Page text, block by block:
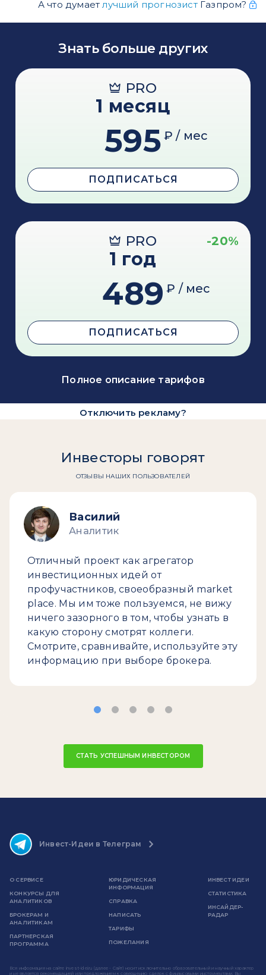
А что думает лучший прогнозистГазпром?
Знать больше других
PRO
1 месяц
595 ₽ / мес
ПОДПИСАТЬСЯ
PRO -20%
1 год
489 ₽ / мес
ПОДПИСАТЬСЯ
Полное описание тарифов
Отключить рекламу?
Инвесторы говорят
ОТЗЫВЫ НАШИХ ПОЛЬЗОВАТЕЛЕЙ
Василий
Аналитик
Отличный проект как агрегатор
инвестиционных идей от
профучастников, своеобразный market
place. Мы им тоже пользуемся, не вижу
ничего зазорного в том, чтобы узнать в
какую сторону смотрят коллеги.
Смотрите, сравнивайте, используйте эту
информацию при выборе брокера.
СТАТЬ УСПЕШНЫМ ИНВЕСТОРОМ
Инвест-Идеи в Телеграм
О СЕРВИСЕ
КОНКУРСЫ ДЛЯ
АНАЛИТИКОВ
БРОКЕРАМ И
АНАЛИТИКАМ
ПАРТНЕРСКАЯ
ПРОГРАММА
ЮРИДИЧЕСКАЯ
ИНФОРМАЦИЯ
СПРАВКА
НАПИСАТЬ
ТАРИФЫ
ПОЖЕЛАНИЯ
ИНВЕСТ ИДЕИ
СТАТИСТИКА
ИНСАЙДЕР-
РАДАР
Вся информация на сайте invest-idei.ru (далее - Сайт) носит исключительно образовательный и научный характер
и не является рекомендацией или предложением к совершению сделок с финансовыми инструментами. Вы